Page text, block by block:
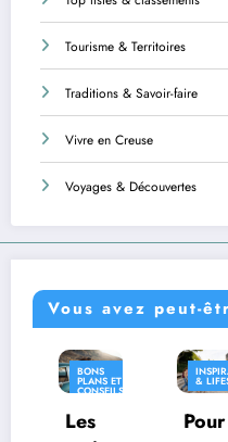
Tourisme & Territoires
Traditions & Savoir-faire
Vivre en Creuse
Voyages & Découvertes
Vous avez peut-
INSPIRATION
& LIFESTYLE